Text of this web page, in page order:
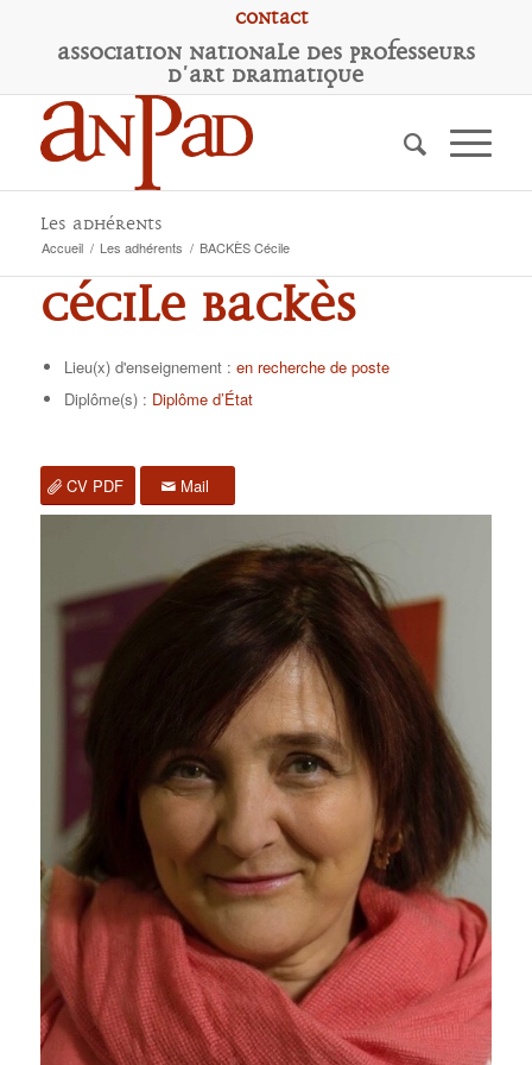
Contact
Association Nationale des Professeurs
d'Art Dramatique
Les adhérents
Accueil / Les adhérents / BACKÈS Cécile
Cécile BACKÈS
Lieu(x) d'enseignement : en recherche de poste
Diplôme(s) : Diplôme d’État
CV PDF Mail